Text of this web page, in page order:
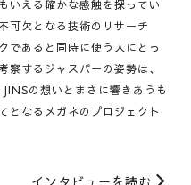
いえる確かな感触を探ってい
可欠となる技術のリサーチ
であると同時に使う人にとっ
察するジャスパーの姿勢は、
の想いとまさに響きあうも
となるメガネのプロジェクト
インタビューを読む